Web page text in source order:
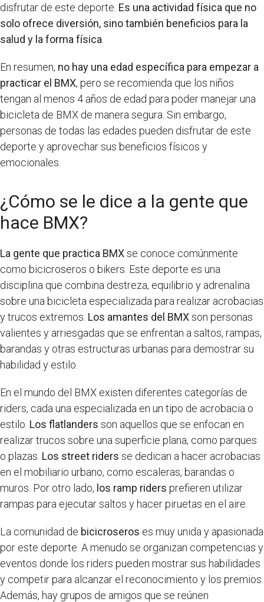
disfrutar de este deporte. Es una actividad física que no
solo ofrece diversión, sino también beneficios para la
salud y la forma física
En resumen, no hay una edad específica para empezar a
practicar el BMX, pero se recomienda que los niños
tengan al menos 4 años de edad para poder manejar una
bicicleta de BMX de manera segura. Sin embargo,
personas de todas las edades pueden disfrutar de este
deporte y aprovechar sus beneficios físicos y
emocionales.
¿Cómo se le dice a la gente que
hace BMX?
La gente que practica BMXse conoce comúnmente
como bicicroseros o bikers. Este deporte es una
disciplina que combina destreza, equilibrio y adrenalina
sobre una bicicleta especializada para realizar acrobacias
y trucos extremos. Los amantes del BMXson personas
valientes y arriesgadas que se enfrentan a saltos, rampas,
barandas y otras estructuras urbanas para demostrar su
habilidad y estilo.
En el mundo del BMX existen diferentes categorías de
riders, cada una especializada en un tipo de acrobacia o
estilo. Los flatlanders son aquellos que se enfocan en
realizar trucos sobre una superficie plana, como parques
o plazas. Los street riders se dedican a hacer acrobacias
en el mobiliario urbano, como escaleras, barandas o
muros. Por otro lado, los ramp riders prefieren utilizar
rampas para ejecutar saltos y hacer piruetas en el aire.
La comunidad de bicicroseros es muy unida y apasionada
por este deporte. A menudo se organizan competencias y
eventos donde los riders pueden mostrar sus habilidades
y competir para alcanzar el reconocimiento y los premios.
Además, hay grupos de amigos que se reúnen